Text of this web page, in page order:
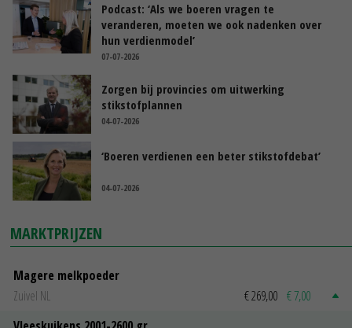
Podcast: ‘Als we boeren vragen te
veranderen, moeten we ook nadenken over
hun verdienmodel’
07-07-2026
Zorgen bij provincies om uitwerking
stikstofplannen
04-07-2026
‘Boeren verdienen een beter stikstofdebat’
04-07-2026
MARKTPRIJZEN
Magere melkpoeder
Zuivel NL
€ 269,00 € 7,00